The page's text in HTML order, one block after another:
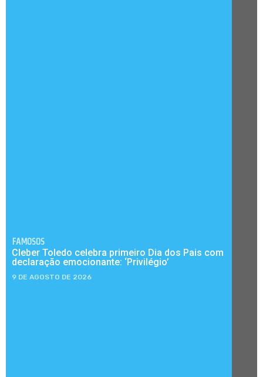
FAMOSOS
Cleber Toledo celebra primeiro Dia dos Pais com
declaração emocionante: ‘Privilégio’
9 DE AGOSTO DE 2026